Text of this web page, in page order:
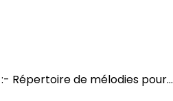
Répertoire de mélodies pour...